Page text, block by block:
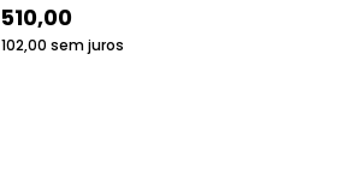
510,00
102,00 sem juros